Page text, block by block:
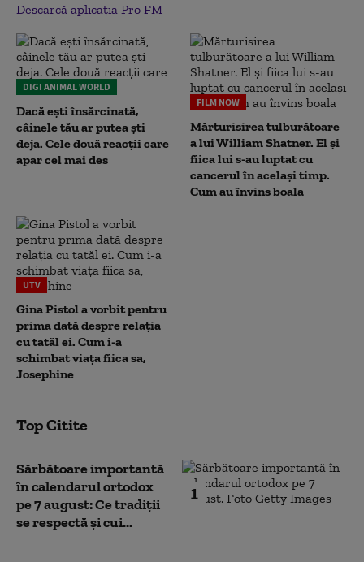
Descarcă aplicația Pro FM
DIGI ANIMAL WORLD
Dacă ești însărcinată,
câinele tău ar putea ști
deja. Cele două reacții care
apar cel mai des
FILM NOW
Mărturisirea tulburătoare
a lui William Shatner. El și
fiica lui s-au luptat cu
cancerul în același timp.
Cum au învins boala
UTV
Gina Pistol a vorbit pentru
prima dată despre relația
cu tatăl ei. Cum i-a
schimbat viața fiica sa,
Josephine
Top Citite
1
Sărbătoare importantă
în calendarul ortodox
pe 7 august: Ce tradiții
se respectă și cui...